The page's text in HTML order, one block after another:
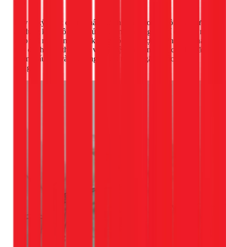
Đây là kỹ thuật chống thấm từ phía bên trong ngôi nhà, được
áp dụng khi không thể xử lý bề mặt bên ngoài (ví dụ: trần nhà
giáp với nhà hàng xóm, không có sân thượng). Phương pháp
này đòi hỏi kỹ thuật cao và vật liệu chuyên dụng có khả năng
thẩm thấu sâu vào bê tông để tạo màng ngăn nước từ bên
trong.